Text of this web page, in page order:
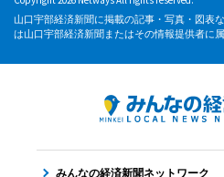
山口宇部経済新聞に掲載の記事・写真・図表
は山口宇部経済新聞またはその情報提供者に属
みんなの経済新聞ネットワーク